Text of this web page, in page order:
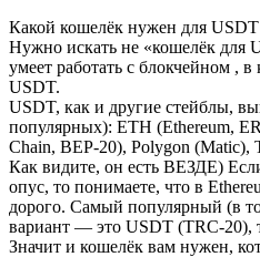
Какой кошелёк нужен для USDT
Нужно искать не «кошелёк для
умеет работать с блокчейном ,
USDT.
USDT, как и другие стейблы,
популярных): ETH (Ethereum,
Chain, BEP-20), Polygon (Matic),
Как видите, он есть ВЕЗДЕ)
опус, то понимаете, что в
дорого. Самый популярный (в
вариант — это USDT (TRC-20),
Значит и кошелёк вам нужен,